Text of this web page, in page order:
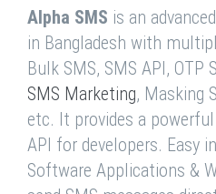
Alpha SMS is an
in Bangladesh with
Bulk SMS, SMS API, OTP
SMS Marketing, Masking
etc. It provides a
API for developers. Easy
Software Applications &